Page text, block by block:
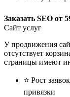
Заказать SEO от
Сайт услуг
У продвижения
отсутствует
страницы имеют
⭐ Рост
привязки